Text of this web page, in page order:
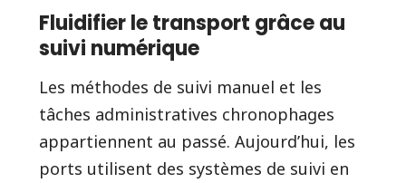
Fluidifier le transport grâce au
suivi numérique
Les méthodes de suivi manuel et les
tâches administratives chronophages
appartiennent au passé. Aujourd’hui, les
ports utilisent des systèmes de suivi en